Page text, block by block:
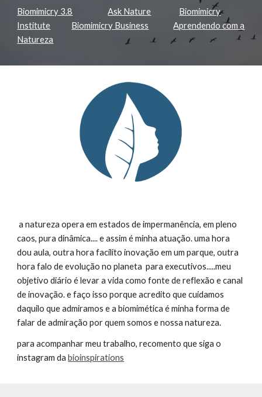
Biomimicry 3.8 Ask Nature
Biomimicry
Institute
Biomimicry Business
Aprendendo com a
Natureza
a natureza opera em estados de impermanência, em pleno
caos, pura dinâmica.... e assim é minha atuação. uma hora
dou aula, outra hora facilito inovação em um parque, outra
hora falo de evolução no planeta para executivos.....meu
objetivo diário é levar a vida como fonte de reflexão e canal
de inovação. e faço isso porque acredito que cuidamos
daquilo que admiramos e a biomimética é minha forma de
falar de admiração por quem somos e nossa natureza.
para acompanhar meu trabalho, recomento que siga o
instagram dabioinspirations